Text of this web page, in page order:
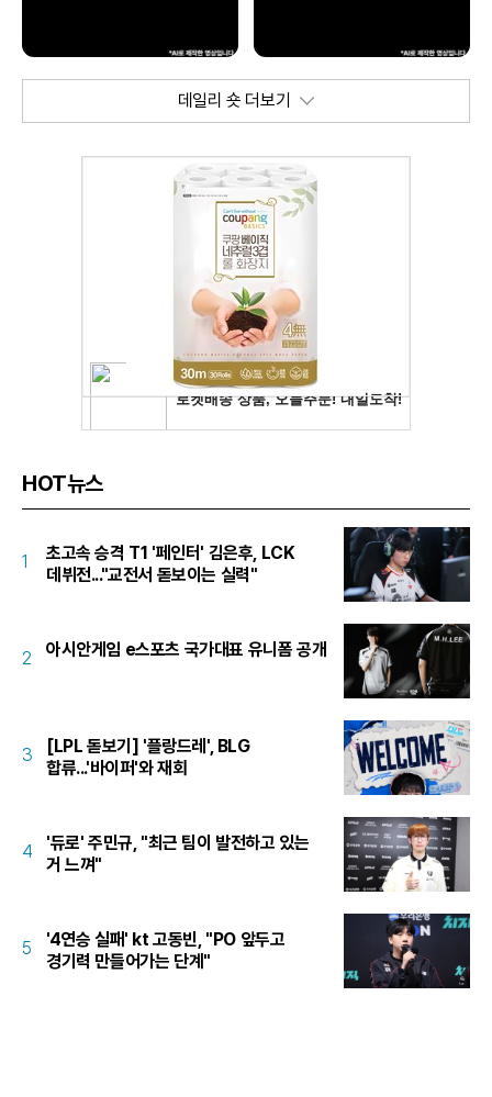
데일리 숏 더보기
HOT뉴스
1
초고속 승격 T1 '페인터' 김은후, LCK
데뷔전..."교전서 돋보이는 실력"
2 아시안게임 e스포츠 국가대표 유니폼 공개
3
[LPL 돋보기] '플랑드레', BLG
합류...'바이퍼'와 재회
4
'듀로' 주민규, "최근 팀이 발전하고 있는
거 느껴"
5
'4연승 실패' kt 고동빈, "PO 앞두고
경기력 만들어가는 단계"